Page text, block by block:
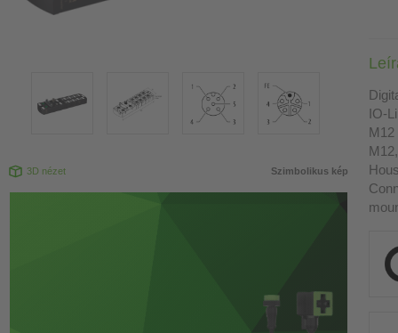
3D nézet Szimbolikus kép
IO-
M12